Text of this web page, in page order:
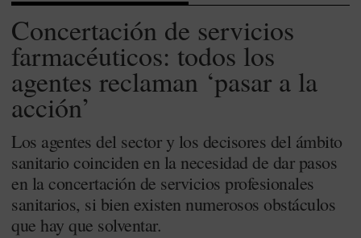
Concertación de servicios
farmacéuticos: todos los
agentes reclaman ‘pasar a la
acción’
Los agentes del sector y los decisores del ámbito
sanitario coinciden en la necesidad de dar pasos
en la concertación de servicios profesionales
sanitarios, si bien existen numerosos obstáculos
que hay que solventar.